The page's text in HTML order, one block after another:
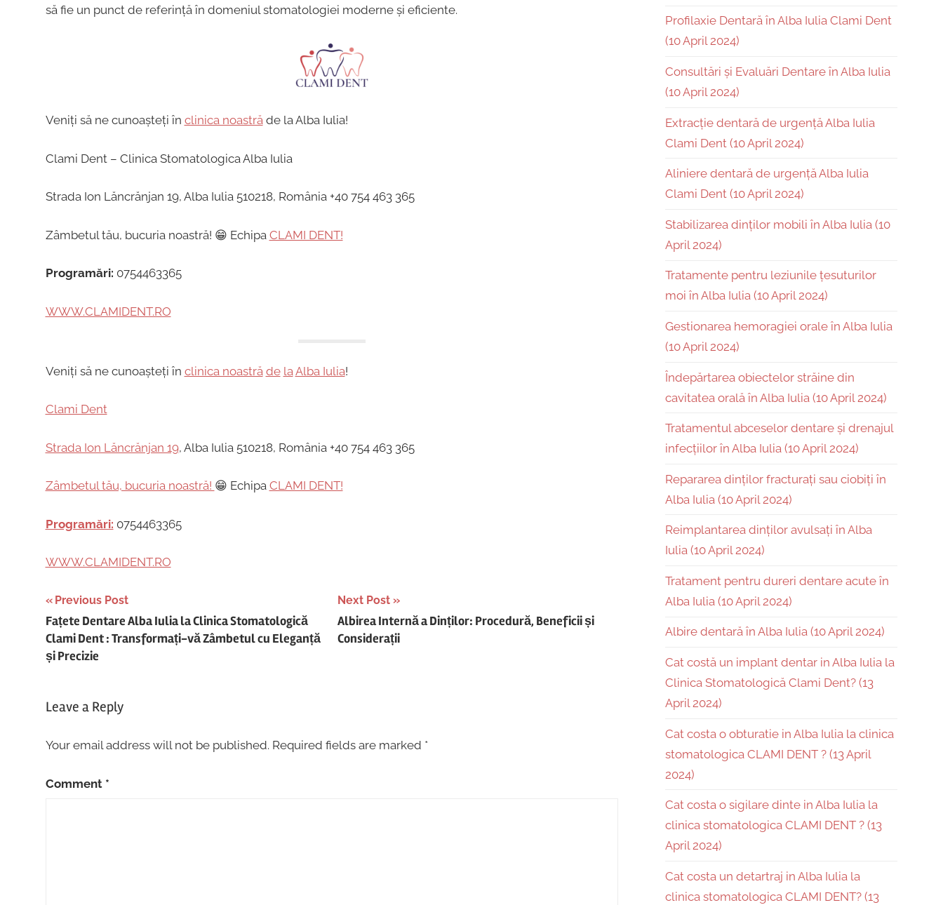
să fie un punct de referință în domeniul stomatologiei moderne și eficiente.
Veniți să ne cunoașteți în clinica noastrăde la Alba Iulia!
Clami Dent – Clinica Stomatologica Alba Iulia
Strada Ion Lăncrănjan 19, Alba Iulia 510218, România +40 754 463 365
Zâmbetul tău, bucuria noastră! 😁 Echipa CLAMI DENT!
Programări: 0754463365
WWW.CLAMIDENT.RO
Veniți să ne cunoașteți în clinica noastră de la Alba Iulia!
Clami Dent
Strada Ion Lăncrănjan 19, Alba Iulia 510218, România +40 754 463 365
Zâmbetul tău, bucuria noastră! 😁 Echipa CLAMI DENT!
Programări: 0754463365
WWW.CLAMIDENT.RO
Post
navigation
Previous Post
Fațete Dentare Alba Iulia la Clinica Stomatologică
Clami Dent : Transformați-vă Zâmbetul cu Eleganță
și Precizie
Next Post
Albirea Internă a Dinților: Procedură, Beneficii și
Considerații
Leave a Reply
Your email address will not be published. Required fields are marked *
Comment *
Profilaxie Dentară în Alba Iulia Clami Dent
(10 April 2024)
Consultări și Evaluări Dentare în Alba Iulia
(10 April 2024)
Extracție dentară de urgență Alba Iulia
Clami Dent (10 April 2024)
Aliniere dentară de urgență Alba Iulia
Clami Dent (10 April 2024)
Stabilizarea dinților mobili în Alba Iulia (10
April 2024)
Tratamente pentru leziunile țesuturilor
moi în Alba Iulia (10 April 2024)
Gestionarea hemoragiei orale în Alba Iulia
(10 April 2024)
Îndepărtarea obiectelor străine din
cavitatea orală în Alba Iulia (10 April 2024)
Tratamentul abceselor dentare și drenajul
infecțiilor în Alba Iulia (10 April 2024)
Repararea dinților fracturați sau ciobiți în
Alba Iulia (10 April 2024)
Reimplantarea dinților avulsați în Alba
Iulia (10 April 2024)
Tratament pentru dureri dentare acute în
Alba Iulia (10 April 2024)
Albire dentară în Alba Iulia (10 April 2024)
Cat costă un implant dentar in Alba Iulia la
Clinica Stomatologică Clami Dent? (13
April 2024)
Cat costa o obturatie in Alba Iulia la clinica
stomatologica CLAMI DENT ? (13 April
2024)
Cat costa o sigilare dinte in Alba Iulia la
clinica stomatologica CLAMI DENT ? (13
April 2024)
Cat costa un detartraj in Alba Iulia la
clinica stomatologica CLAMI DENT? (13